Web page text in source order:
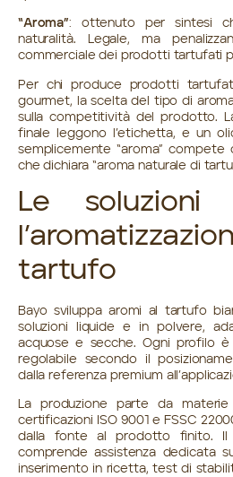
“Aroma”: ottenuto per sintesi
naturalità. Legale, ma
commerciale dei prodotti tartufati
Per chi produce prodotti
gourmet, la scelta del tipo di
sulla competitività del prodotto.
finale leggono l’etichetta, e un
semplicemente “aroma”
che dichiara “aroma naturale di
Le soluzioni
tartufo
Bayo sviluppa aromi al tartufo
soluzioni liquide e in polvere,
acquose e secche. Ogni profilo
regolabile secondo il
dalla referenza premium
La produzione parte da
certificazioni ISO 9001 e FSSC
dalla fonte al prodotto finito. Il
comprendeassistenza dedicata
inserimento in ricetta, test di